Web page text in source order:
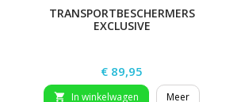
TRANSPORTBESCHERMERS
EXCLUSIVE
Prijs
€ 89,95
 In winkelwagen Meer